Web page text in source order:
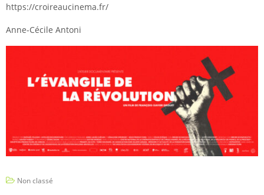
https://croireaucinema.fr/
Anne-Cécile Antoni
Non classé